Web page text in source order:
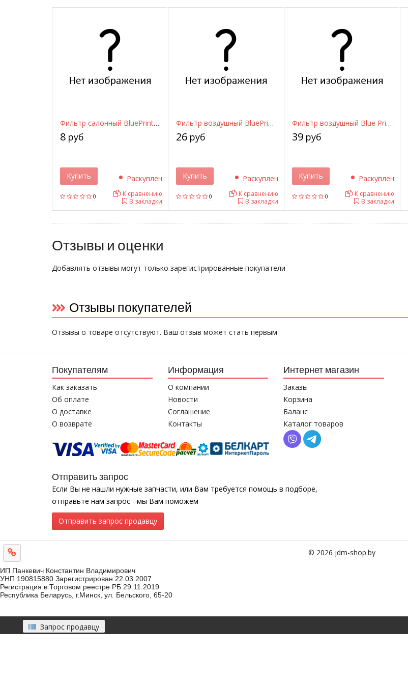
Фильтр салонный BluePrint ADT32502 BLUE PRINT
0
8 руб
Раскуплен
В закладки
К сравнению
Купить
Фильтр воздушный BluePrint ADN12267 BLUE PRINT
0
26 руб
Раскуплен
В закладки
К сравнению
Купить
Фильтр воздушный Blue Print ADN12249 BLUE PRINT
0
39 руб
Раскуплен
В закладки
К сравнению
Купить
Отзывы и оценки
Добавлять отзывы могут только зарегистрированные покупатели
Отзывы покупателей
Отзывы о товаре отсутствуют. Ваш отзыв может стать первым
Покупателям
Как заказать
Об оплате
О доставке
О возврате
Информация
О компании
Новости
Соглашение
Контакты
Интернет магазин
Заказы
Корзина
Баланс
Каталог товаров
Отправить запрос
Если Вы не нашли нужные запчасти, или Вам требуется помощь в подборе,
отправьте нам запрос - мы Вам поможем
Отправить запрос продавцу
© 2026 jdm-shop.by
ИП Панкевич Константин Владимирович
УНП 190815880 Зарегистрирован 22.03.2007
Регистрация в Торговом реестре РБ 29.11.2019
Республика Беларусь, г.Минск, ул. Бельского, 65-20
Запрос продавцу